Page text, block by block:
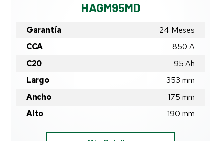
HAGM95MD
Garantía
24 Meses
CCA
850 A
C20
95 Ah
Largo
353 mm
Ancho
175 mm
Alto
190 mm